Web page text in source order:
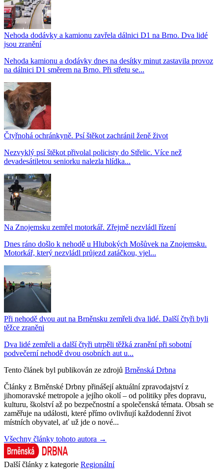
Nehoda dodávky a kamionu zavřela dálnici D1 na Brno. Dva lidé
jsou zranění
Nehoda kamionu a dodávky dnes na desítky minut zastavila provoz
na dálnici D1 směrem na Brno. Při střetu se...
Čtyřnohá ochránkyně. Psí štěkot zachránil ženě život
Nezvyklý psí štěkot přivolal policisty do Střelic. Více než
devadesátiletou seniorku nalezla hlídka...
Na Znojemsku zemřel motorkář. Zřejmě nezvládl řízení
Dnes ráno došlo k nehodě u Hlubokých Mošůvek na Znojemsku.
Motorkář, který nezvládl průjezd zatáčkou, vjel...
Při nehodě dvou aut na Brněnsku zemřeli dva lidé. Další čtyři byli
těžce zraněni
Dva lidé zemřeli a další čtyři utrpěli těžká zranění při sobotní
podvečerní nehodě dvou osobních aut u...
Tento článek byl publikován ze zdrojů Brněnská Drbna
Články z Brněnské Drbny přinášejí aktuální zpravodajství z
jihomoravské metropole a jejího okolí – od politiky přes dopravu,
kulturu, školství až po bezpečnostní a společenská témata. Obsah se
zaměřuje na události, které přímo ovlivňují každodenní život
místních obyvatel, ať už jde o nové...
Všechny články tohoto autora →
Další články z kategorie Regionální